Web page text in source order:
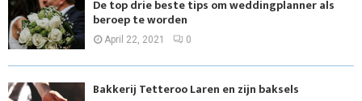
De top drie beste tips om weddingplanner als
beroep te worden
April 22, 2021 0
Bakkerij Tetteroo Laren en zijn baksels